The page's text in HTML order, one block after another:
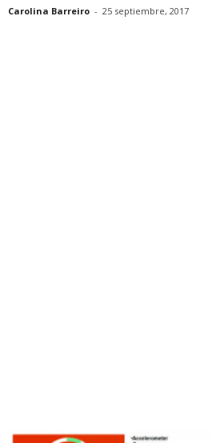
Carolina Barreiro - 25 septiembre, 2017